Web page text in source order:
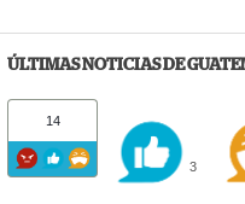
ÚLTIMAS NOTICIAS DE
14
3